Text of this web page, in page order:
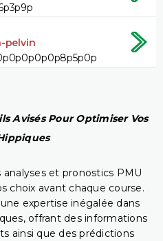
pelvin
Avisés Pour Optimiser Vos
et pronostics PMU
choix avant chaque course.
expertise inégalée dans
offrant des informations
ainsi que des prédictions